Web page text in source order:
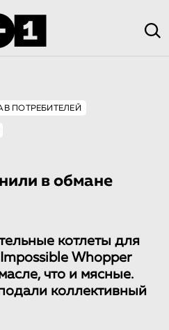
ПОТРЕБИТЕЛЕЙ
в обмане
котлеты для
Whopper
что и мясные.
коллективный